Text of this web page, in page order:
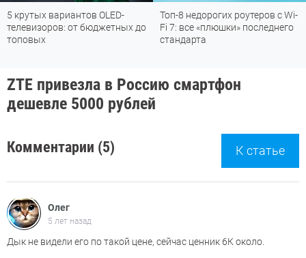
5 крутых вариантов OLED-
телевизоров: от бюджетных до
топовых
Топ-8 недорогих роутеров с Wi-
Fi 7: все «плюшки» последнего
стандарта
ZTE привезла в Россию смартфон
дешевле 5000 рублей
Комментарии (5) К статье
Олег
5 лет назад
Дык не видели его по такой цене, сейчас ценник 6К около.